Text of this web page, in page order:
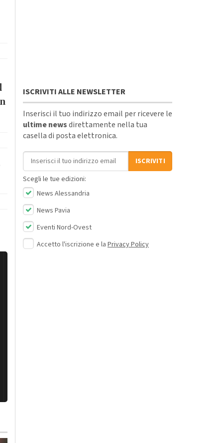
ISCRIVITI ALLE NEWSLETTER
Inserisci il tuo indirizzo email per ricevere le
ultime newsdirettamente nella tua
casella di posta elettronica.
Indirizzo email
ISCRIVITI
Scegli le tue edizioni:
News Alessandria
News Pavia
Eventi Nord-Ovest
Accetto l'iscrizione e la Privacy Policy